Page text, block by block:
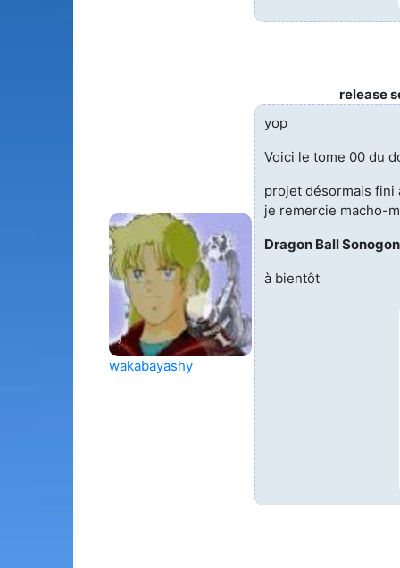
wakabayashy
release
yop
Voici le tome 00 du
projet désormais fini
je remercie macho-
Dragon Ball
à bientôt